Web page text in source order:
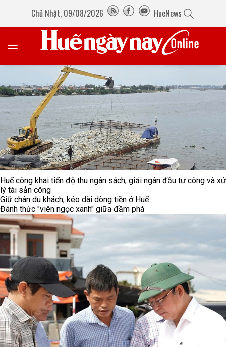
Chủ Nhật, 09/08/2026 HueNews
Huế công khai tiến độ thu ngân sách, giải ngân đầu tư công và xử
lý tài sản công
Giữ chân du khách, kéo dài dòng tiền ở Huế
Đánh thức "viên ngọc xanh" giữa đầm phá